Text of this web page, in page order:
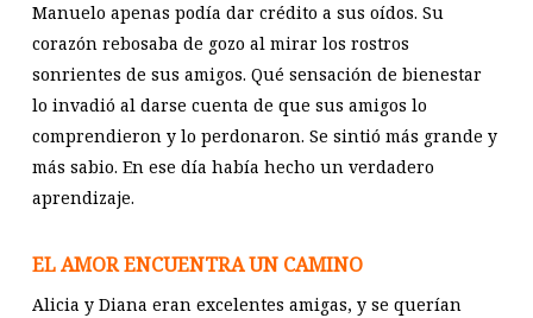
Manuelo apenas podía dar crédito a sus oídos. Su
corazón rebosaba de gozo al mirar los rostros
sonrientes de sus amigos. Qué sensación de bienestar
lo invadió al darse cuenta de que sus amigos lo
comprendieron y lo perdonaron. Se sintió más grande y
más sabio. En ese día había hecho un verdadero
aprendizaje.
EL AMOR ENCUENTRA UN CAMINO
Alicia y Diana eran excelentes amigas, y se querían